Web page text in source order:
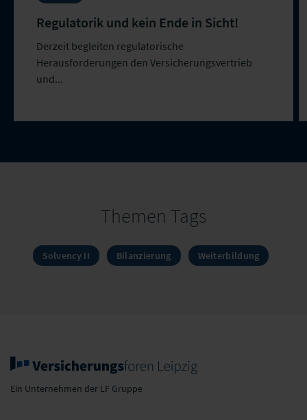
Regulatorik und kein Ende in Sicht!
Derzeit begleiten regulatorische
Herausforderungen den Versicherungsvertrieb
und...
Themen Tags
Solvency II Bilanzierung Weiterbildung
Ein Unternehmen der LF Gruppe